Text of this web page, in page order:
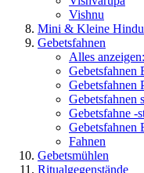
Vishnu
Mini & Kleine
Gebetsfahnen
Alles
Gebetsfahnen
Gebetsfahnen
Gebetsfahnen
Gebetsfahne -
Gebetsfahnen
Fahnen
Gebetsmühlen
Ritualgegenstände